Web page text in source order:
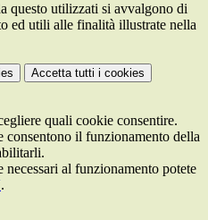
questo utilizzati si avvalgono di
ed utili alle finalità illustrate nella
Accetta tutti i cookies
quali cookie consentire.
consentono il funzionamento della
al funzionamento potete
.